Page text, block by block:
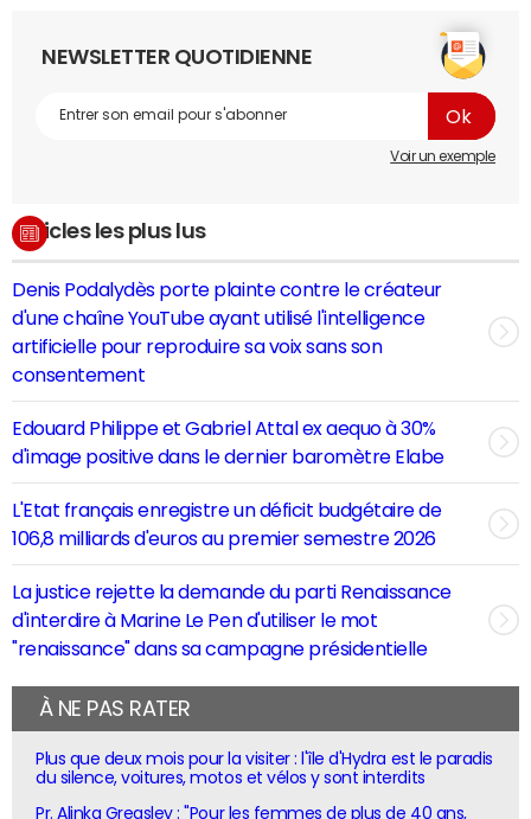
NEWSLETTER QUOTIDIENNE
Voir un exemple
Articles les plus lus
Denis Podalydès porte plainte contre le créateur
d'une chaîne YouTube ayant utilisé l'intelligence
artificielle pour reproduire sa voix sans son
consentement
Edouard Philippe et Gabriel Attal ex aequo à 30%
d'image positive dans le dernier baromètre Elabe
L'Etat français enregistre un déficit budgétaire de
106,8 milliards d'euros au premier semestre 2026
La justice rejette la demande du parti Renaissance
d'interdire à Marine Le Pen d'utiliser le mot
"renaissance" dans sa campagne présidentielle
À NE PAS RATER
Plus que deux mois pour la visiter : l'île d'Hydra est le paradis
du silence, voitures, motos et vélos y sont interdits
Pr. Alinka Greasley : "Pour les femmes de plus de 40 ans,